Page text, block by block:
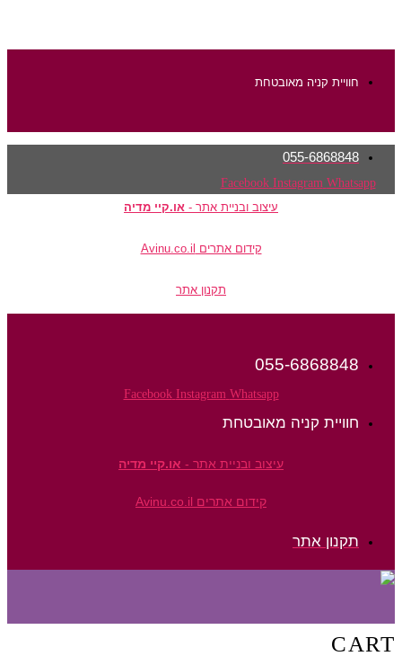
חוויית קניה מאובטחת
055-6868848
Facebook Instagram Whatsapp
עיצוב ובניית אתר -או.קיי מדיה
קידום אתרים Avinu.co.il
תקנון אתר
055-6868848
Facebook Instagram Whatsapp
חוויית קניה מאובטחת
עיצוב ובניית אתר -או.קיי מדיה
קידום אתרים Avinu.co.il
תקנון אתר
CART